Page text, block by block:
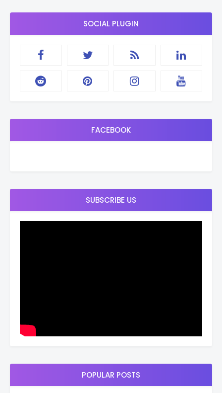
SOCIAL PLUGIN
FACEBOOK
SUBSCRIBE US
POPULAR POSTS